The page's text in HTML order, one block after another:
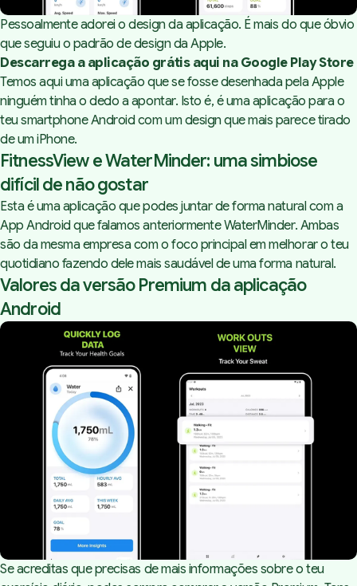
Pessoalmente adorei o design da aplicação. É mais do que óbvio
que seguiu o padrão de design da Apple.
Descarrega a aplicação grátis aqui na Google Play Store
Temos aqui uma aplicação que se fosse desenhada pela Apple
ninguém tinha o dedo a apontar. Isto é, é uma aplicação para o
teu smartphone Android com um design que mais parece tirado
de um iPhone.
FitnessView e WaterMinder: uma simbiose
difícil de não gostar
Esta é uma aplicação que podes juntar de forma natural com a
App Android quefalamos anteriormente WaterMinder. Ambas
são da mesma empresa com o foco principal em melhorar o teu
quotidiano fazendo dele mais saudável de uma forma natural.
Valores da versão Premium da aplicação
Android
Se acreditas que precisas de mais informações sobre o teu